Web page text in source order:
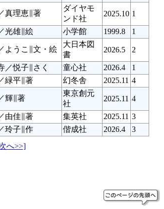
真理恵∥著
ダイヤモ
ンド社
2025.10 1
光雄∥絵 小学館 1999.8 1
ようこ∥文・絵
大日本図
書
2026.5 2
／悦子∥さく 童心社 2026.4
1
緑平∥著 幻冬舎 2025.11 4
輝∥著
東京創元
社
2025.11 4
由佳∥著 集英社 2025.11 3
玲子∥作 偕成社 2026.4
3
へ>>]